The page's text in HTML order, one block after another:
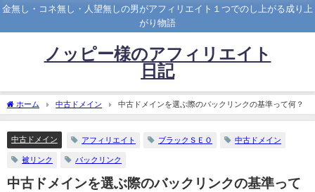
金無し・コネ無し・人望無しの男がアフィリエイト１つでのし上がる成り上
がり物語
ノッピー様のアフィリエイト
日記
ホーム 中古ドメイン 中古ドメインを選ぶ際のバックリンクの基準って何？
中古ドメイン アフィリエイト ブラックＳＥＯ 中古ドメイン
被リンク バックリンク
中古ドメインを選ぶ際のバックリンクの基準って